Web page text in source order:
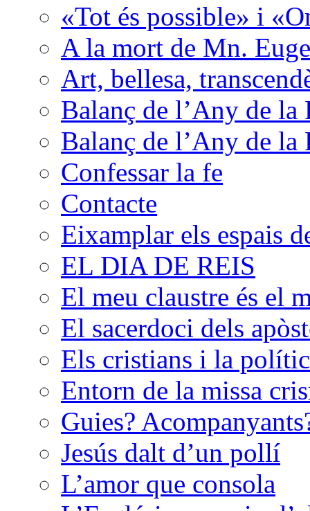
«Tot és possible» i
A la mort de Mn.
Art, bellesa,
Balanç de l’Any de la
Balanç de l’Any de la
Confessar la fe
Contacte
Eixamplar els espais
EL DIA DE REIS
El meu claustre és el
El sacerdoci dels
Els cristians i la
Entorn de la missa
Guies?
Jesús dalt d’un pollí
L’amor que consola